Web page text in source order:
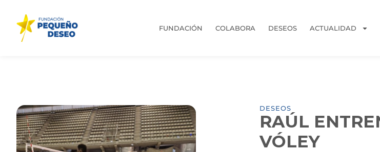
FUNDACIÓN COLABORA DESEOS ACTUALIDAD
DESEOS
RAÚL
VÓLEY